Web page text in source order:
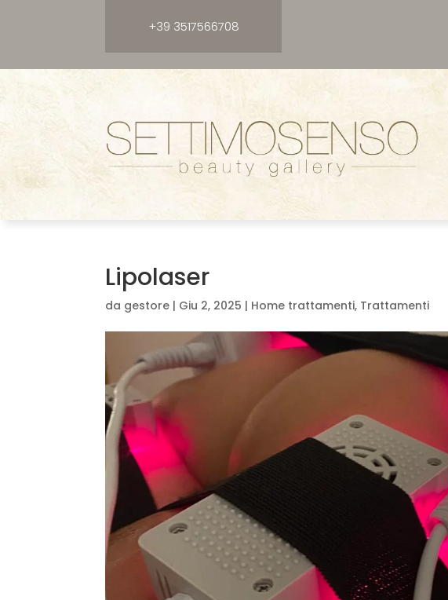
+39 3517566708
Lipolaser
da gestore | Giu 2, 2025 | Home trattamenti, Trattamenti